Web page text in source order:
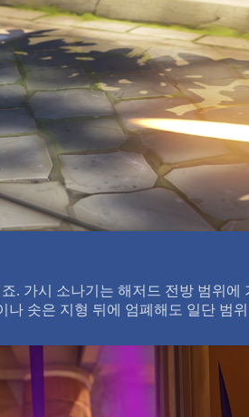
. 가시 소나기는 해저드 전방 범위에
솟은 지형 뒤에 엄폐해도 일단 범